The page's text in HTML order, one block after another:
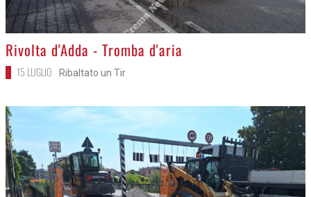
>
Rivolta d'Adda - Tromba d'aria
15 LUGLIO Ribaltato un Tir